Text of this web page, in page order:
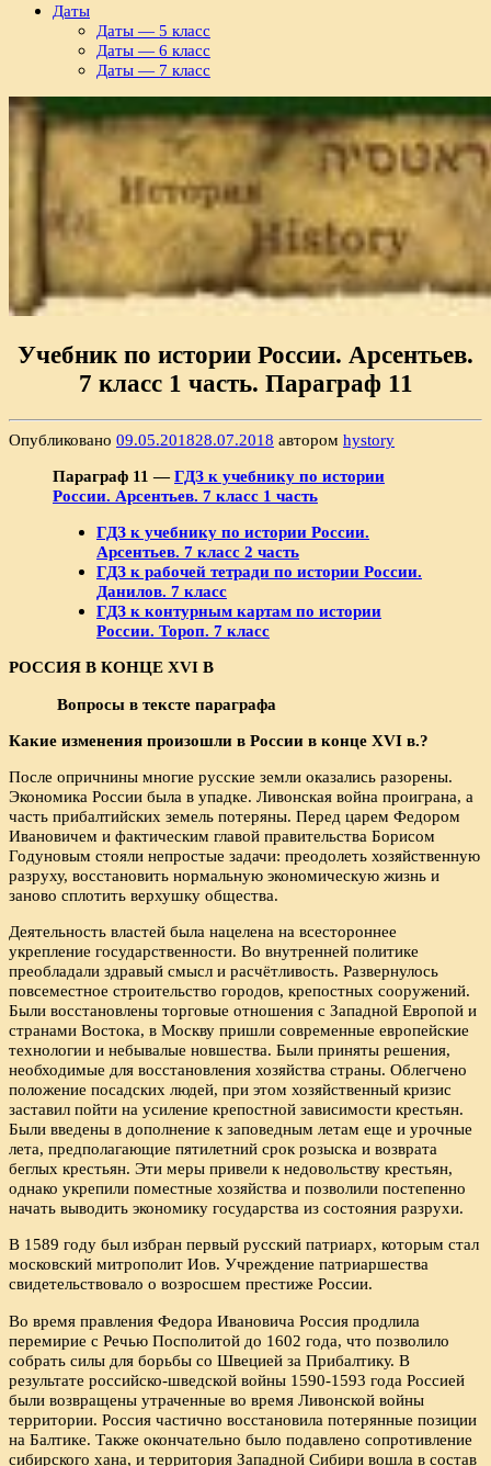
Даты
Даты — 5 класс
Даты — 6 класс
Даты — 7 класс
Учебник по истории России. Арсентьев.
7 класс 1 часть. Параграф 11
Опубликовано 09.05.201828.07.2018 автором hystory
Параграф 11 —ГДЗ к учебнику по истории
России. Арсентьев. 7 класс 1 часть
ГДЗ к учебнику по истории России.
Арсентьев. 7 класс 2 часть
ГДЗ к рабочей тетради по истории России.
Данилов. 7 класс
ГДЗ к контурным картам по истории
России. Тороп. 7 класс
РОССИЯ В КОНЦЕ XVI В
Вопросы в тексте параграфа
Какие изменения произошли в России в конце XVI в.?
После опричнины многие русские земли оказались разорены.
Экономика России была в упадке. Ливонская война проиграна, а
часть прибалтийских земель потеряны. Перед царем Федором
Ивановичем и фактическим главой правительства Борисом
Годуновым стояли непростые задачи: преодолеть хозяйственную
разруху, восстановить нормальную экономическую жизнь и
заново сплотить верхушку общества.
Деятельность властей была нацелена на всестороннее
укрепление государственности. Во внутренней политике
преобладали здравый смысл и расчётливость. Развернулось
повсеместное строительство городов, крепостных сооружений.
Были восстановлены торговые отношения с Западной Европой и
странами Востока, в Москву пришли современные европейские
технологии и небывалые новшества. Были приняты решения,
необходимые для восстановления хозяйства страны. Облегчено
положение посадских людей, при этом хозяйственный кризис
заставил пойти на усиление крепостной зависимости крестьян.
Были введены в дополнение к заповедным летам еще и урочные
лета, предполагающие пятилетний срок розыска и возврата
беглых крестьян. Эти меры привели к недовольству крестьян,
однако укрепили поместные хозяйства и позволили постепенно
начать выводить экономику государства из состояния разрухи.
В 1589 году был избран первый русский патриарх, которым стал
московский митрополит Иов. Учреждение патриаршества
свидетельствовало о возросшем престиже России.
Во время правления Федора Ивановича Россия продлила
перемирие с Речью Посполитой до 1602 года, что позволило
собрать силы для борьбы со Швецией за Прибалтику. В
результате российско-шведской войны 1590-1593 года Россией
были возвращены утраченные во время Ливонской войны
территории. Россия частично восстановила потерянные позиции
на Балтике. Также окончательно было подавлено сопротивление
сибирского хана, и территория Западной Сибири вошла в состав